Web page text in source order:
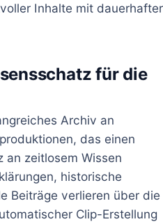
Inhalte mit dauerhafter
für die
Archiv an
das einen
an zeitlosem Wissen
historische
Beiträge verlieren über die
Clip-Erstellung